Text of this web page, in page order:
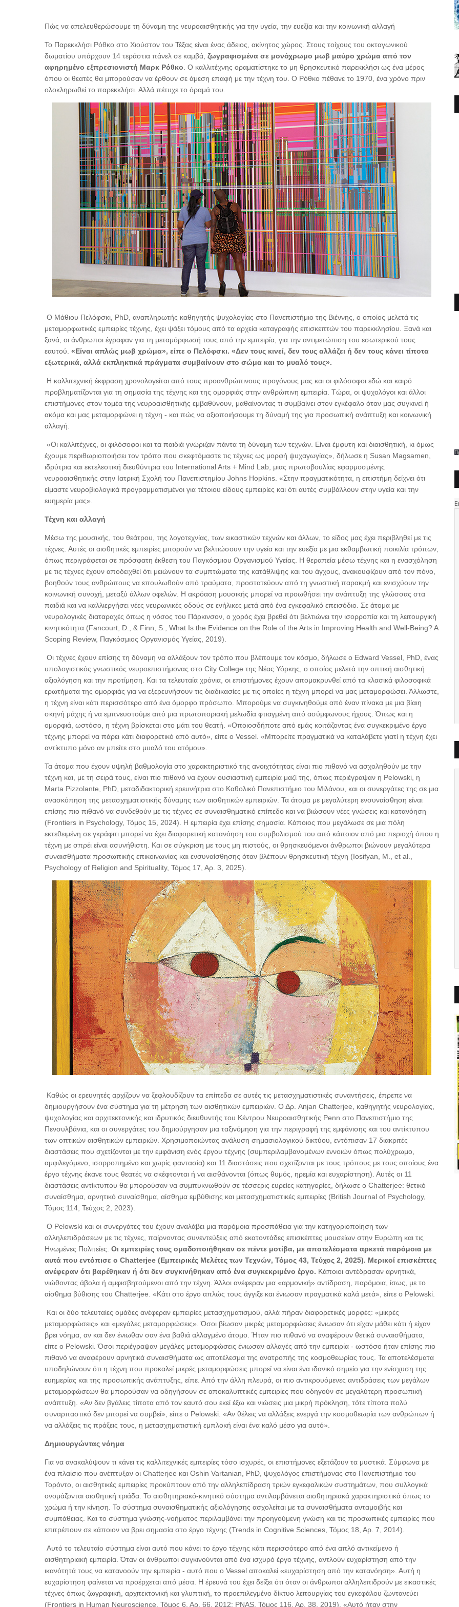
Πώς να απελευθερώσουμε τη δύναμη της νευροαισθητικής για την υγεία, την ευεξία και την κοινωνική αλλαγή
Το Παρεκκλήσι Ρόθκο στο Χιούστον του Τέξας είναι ένας άδειος, ακίνητος χώρος. Στους τοίχους του οκταγωνικού
δωματίου υπάρχουν 14 τεράστια πάνελ σε καμβά, ζωγραφισμένα σε μονόχρωμο μωβ μαύρο χρώμα από τον
αφηρημένο εξπρεσιονιστή Μαρκ Ρόθκο . Ο καλλιτέχνης οραματίστηκε το μη θρησκευτικό παρεκκλήσι ως ένα μέρος
όπου οι θεατές θα μπορούσαν να έρθουν σε άμεση επαφή με την τέχνη του. Ο Ρόθκο πέθανε το 1970, ένα χρόνο πριν
ολοκληρωθεί το παρεκκλήσι. Αλλά πέτυχε το όραμά του.
Ο Μάθιου Πελόφσκι, PhD, αναπληρωτής καθηγητής ψυχολογίας στο Πανεπιστήμιο της Βιέννης, ο οποίος μελετά τις
μεταμορφωτικές εμπειρίες τέχνης, έχει ψάξει τόμους από τα αρχεία καταγραφής επισκεπτών του παρεκκλησίου. Ξανά και
ξανά, οι άνθρωποι έγραφαν για τη μεταμόρφωσή τους από την εμπειρία, για την αντιμετώπιση του εσωτερικού τους
εαυτού. «Είναι απλώς μωβ χρώμα», είπε ο Πελόφσκι. «Δεν τους κινεί, δεν τους αλλάζει ή δεν τους κάνει τίποτα
εξωτερικά, αλλά εκπληκτικά πράγματα συμβαίνουν στο σώμα και το μυαλό τους».
Η καλλιτεχνική έκφραση χρονολογείται από τους προανθρώπινους προγόνους μας και οι φιλόσοφοι εδώ και καιρό
προβληματίζονται για τη σημασία της τέχνης και της ομορφιάς στην ανθρώπινη εμπειρία. Τώρα, οι ψυχολόγοι και άλλοι
επιστήμονες στον τομέα της νευροαισθητικής εμβαθύνουν, μαθαίνοντας τι συμβαίνει στον εγκέφαλο όταν μας συγκινεί ή
ακόμα και μας μεταμορφώνει η τέχνη - και πώς να αξιοποιήσουμε τη δύναμή της για προσωπική ανάπτυξη και κοινωνική
αλλαγή.
«Οι καλλιτέχνες, οι φιλόσοφοι και τα παιδιά γνώριζαν πάντα τη δύναμη των τεχνών. Είναι έμφυτη και διαισθητική, κι όμως
έχουμε περιθωριοποιήσει τον τρόπο που σκεφτόμαστε τις τέχνες ως μορφή ψυχαγωγίας», δήλωσε η Susan Magsamen,
ιδρύτρια και εκτελεστική διευθύντρια του International Arts + Mind Lab, μιας πρωτοβουλίας εφαρμοσμένης
νευροαισθητικής στην Ιατρική Σχολή του Πανεπιστημίου Johns Hopkins. «Στην πραγματικότητα, η επιστήμη δείχνει ότι
είμαστε νευροβιολογικά προγραμματισμένοι για τέτοιου είδους εμπειρίες και ότι αυτές συμβάλλουν στην υγεία και την
ευημερία μας».
Τέχνη και αλλαγή
Μέσω της μουσικής, του θεάτρου, της λογοτεχνίας, των εικαστικών τεχνών και άλλων, το είδος μας έχει περιβληθεί με τις
τέχνες. Αυτές οι αισθητικές εμπειρίες μπορούν να βελτιώσουν την υγεία και την ευεξία με μια εκθαμβωτική ποικιλία τρόπων,
όπως περιγράφεται σε πρόσφατη έκθεση του Παγκόσμιου Οργανισμού Υγείας. Η θεραπεία μέσω τέχνης και η ενασχόληση
με τις τέχνες έχουν αποδειχθεί ότι μειώνουν τα συμπτώματα της κατάθλιψης και του άγχους, ανακουφίζουν από τον πόνο,
βοηθούν τους ανθρώπους να επουλωθούν από τραύματα, προστατεύουν από τη γνωστική παρακμή και ενισχύουν την
κοινωνική συνοχή, μεταξύ άλλων οφελών. Η ακρόαση μουσικής μπορεί να προωθήσει την ανάπτυξη της γλώσσας στα
παιδιά και να καλλιεργήσει νέες νευρωνικές οδούς σε ενήλικες μετά από ένα εγκεφαλικό επεισόδιο. Σε άτομα με
νευρολογικές διαταραχές όπως η νόσος του Πάρκινσον, ο χορός έχει βρεθεί ότι βελτιώνει την ισορροπία και τη λειτουργική
κινητικότητα (Fancourt, D., & Finn, S., What Is the Evidence on the Role of the Arts in Improving Health and Well-Being? A
Scoping Review, Παγκόσμιος Οργανισμός Υγείας, 2019).
Οι τέχνες έχουν επίσης τη δύναμη να αλλάξουν τον τρόπο που βλέπουμε τον κόσμο, δήλωσε ο Edward Vessel, PhD, ένας
υπολογιστικός γνωστικός νευροεπιστήμονας στο City College της Νέας Υόρκης, ο οποίος μελετά την οπτική αισθητική
αξιολόγηση και την προτίμηση. Και τα τελευταία χρόνια, οι επιστήμονες έχουν απομακρυνθεί από τα κλασικά φιλοσοφικά
ερωτήματα της ομορφιάς για να εξερευνήσουν τις διαδικασίες με τις οποίες η τέχνη μπορεί να μας μεταμορφώσει. Άλλωστε,
η τέχνη είναι κάτι περισσότερο από ένα όμορφο πρόσωπο. Μπορούμε να συγκινηθούμε από έναν πίνακα με μια βίαιη
σκηνή μάχης ή να εμπνευστούμε από μια πρωτοποριακή μελωδία φτιαγμένη από ασύμφωνους ήχους. Όπως και η
ομορφιά, ωστόσο, η τέχνη βρίσκεται στο μάτι του θεατή. «Οποιοσδήποτε από εμάς κοιτάζοντας ένα συγκεκριμένο έργο
τέχνης μπορεί να πάρει κάτι διαφορετικό από αυτό», είπε ο Vessel. «Μπορείτε πραγματικά να καταλάβετε γιατί η τέχνη έχει
αντίκτυπο μόνο αν μπείτε στο μυαλό του ατόμου».
Τα άτομα που έχουν υψηλή βαθμολογία στο χαρακτηριστικό της ανοιχτότητας είναι πιο πιθανό να ασχοληθούν με την
τέχνη και, με τη σειρά τους, είναι πιο πιθανό να έχουν ουσιαστική εμπειρία μαζί της, όπως περιέγραψαν η Pelowski, η
Marta Pizzolante, PhD, μεταδιδακτορική ερευνήτρια στο Καθολικό Πανεπιστήμιο του Μιλάνου, και οι συνεργάτες της σε μια
ανασκόπηση της μετασχηματιστικής δύναμης των αισθητικών εμπειριών. Τα άτομα με μεγαλύτερη ενσυναίσθηση είναι
επίσης πιο πιθανό να συνδεθούν με τις τέχνες σε συναισθηματικό επίπεδο και να βιώσουν νέες γνώσεις και κατανόηση
(Frontiers in Psychology, Τόμος 15, 2024). Η εμπειρία έχει επίσης σημασία. Κάποιος που μεγάλωσε σε μια πόλη
εκτεθειμένη σε γκράφιτι μπορεί να έχει διαφορετική κατανόηση του συμβολισμού του από κάποιον από μια περιοχή όπου η
τέχνη με σπρέι είναι ασυνήθιστη. Και σε σύγκριση με τους μη πιστούς, οι θρησκευόμενοι άνθρωποι βιώνουν μεγαλύτερα
συναισθήματα προσωπικής επικοινωνίας και ενσυναίσθησης όταν βλέπουν θρησκευτική τέχνη (Iosifyan, M., et al.,
Psychology of Religion and Spirituality, Τόμος 17, Αρ. 3, 2025).
Καθώς οι ερευνητές αρχίζουν να ξεφλουδίζουν τα επίπεδα σε αυτές τις μετασχηματιστικές συναντήσεις, έπρεπε να
δημιουργήσουν ένα σύστημα για τη μέτρηση των αισθητικών εμπειριών. Ο Δρ. Anjan Chatterjee, καθηγητής νευρολογίας,
ψυχολογίας και αρχιτεκτονικής και ιδρυτικός διευθυντής του Κέντρου Νευροαισθητικής Penn στο Πανεπιστήμιο της
Πενσυλβάνια, και οι συνεργάτες του δημιούργησαν μια ταξινόμηση για την περιγραφή της εμφάνισης και του αντίκτυπου
των οπτικών αισθητικών εμπειριών. Χρησιμοποιώντας ανάλυση σημασιολογικού δικτύου, εντόπισαν 17 διακριτές
διαστάσεις που σχετίζονται με την εμφάνιση ενός έργου τέχνης (συμπεριλαμβανομένων εννοιών όπως πολύχρωμο,
αμφιλεγόμενο, ισορροπημένο και χωρίς φαντασία) και 11 διαστάσεις που σχετίζονται με τους τρόπους με τους οποίους ένα
έργο τέχνης έκανε τους θεατές να σκέφτονται ή να αισθάνονται (όπως θυμός, ηρεμία και ευχαρίστηση). Αυτές οι 11
διαστάσεις αντίκτυπου θα μπορούσαν να συμπυκνωθούν σε τέσσερις ευρείες κατηγορίες, δήλωσε ο Chatterjee: θετικό
συναίσθημα, αρνητικό συναίσθημα, αίσθημα εμβύθισης και μετασχηματιστικές εμπειρίες (British Journal of Psychology,
Τόμος 114, Τεύχος 2, 2023).
Ο Pelowski και οι συνεργάτες του έχουν αναλάβει μια παρόμοια προσπάθεια για την κατηγοριοποίηση των
αλληλεπιδράσεων με τις τέχνες, παίρνοντας συνεντεύξεις από εκατοντάδες επισκέπτες μουσείων στην Ευρώπη και τις
Ηνωμένες Πολιτείες. Οι εμπειρίες τους ομαδοποιήθηκαν σε πέντε μοτίβα, με αποτελέσματα αρκετά παρόμοια με
αυτά που εντόπισε ο Chatterjee (Εμπειρικές Μελέτες των Τεχνών, Τόμος 43, Τεύχος 2, 2025). Μερικοί επισκέπτες
ανέφεραν ότι βαρέθηκαν ή ότι δεν συγκινήθηκαν από ένα συγκεκριμένο έργο. Κάποιοι αντέδρασαν αρνητικά,
νιώθοντας άβολα ή αμφισβητούμενοι από την τέχνη. Άλλοι ανέφεραν μια «αρμονική» αντίδραση, παρόμοια, ίσως, με το
αίσθημα βύθισης του Chatterjee. «Κάτι στο έργο απλώς τους άγγιξε και ένιωσαν πραγματικά καλά μετά», είπε ο Pelowski.
Και οι δύο τελευταίες ομάδες ανέφεραν εμπειρίες μετασχηματισμού, αλλά πήραν διαφορετικές μορφές: «μικρές
μεταμορφώσεις» και «μεγάλες μεταμορφώσεις». Όσοι βίωσαν μικρές μεταμορφώσεις ένιωσαν ότι είχαν μάθει κάτι ή είχαν
βρει νόημα, αν και δεν ένιωθαν σαν ένα βαθιά αλλαγμένο άτομο. Ήταν πιο πιθανό να αναφέρουν θετικά συναισθήματα,
είπε ο Pelowski. Όσοι περιέγραψαν μεγάλες μεταμορφώσεις ένιωσαν αλλαγές από την εμπειρία - ωστόσο ήταν επίσης πιο
πιθανό να αναφέρουν αρνητικά συναισθήματα ως αποτέλεσμα της ανατροπής της κοσμοθεωρίας τους. Τα αποτελέσματα
υποδηλώνουν ότι η τέχνη που προκαλεί μικρές μεταμορφώσεις μπορεί να είναι ένα ιδανικό σημείο για την ενίσχυση της
ευημερίας και της προσωπικής ανάπτυξης, είπε. Από την άλλη πλευρά, οι πιο αντικρουόμενες αντιδράσεις των μεγάλων
μεταμορφώσεων θα μπορούσαν να οδηγήσουν σε αποκαλυπτικές εμπειρίες που οδηγούν σε μεγαλύτερη προσωπική
ανάπτυξη. «Αν δεν βγάλεις τίποτα από τον εαυτό σου εκεί έξω και νιώσεις μια μικρή πρόκληση, τότε τίποτα πολύ
συναρπαστικό δεν μπορεί να συμβεί», είπε ο Pelowski. «Αν θέλεις να αλλάξεις ενεργά την κοσμοθεωρία των ανθρώπων ή
να αλλάξεις τις πράξεις τους, η μετασχηματιστική εμπλοκή είναι ένα καλό μέσο για αυτό».
Δημιουργώντας νόημα
Για να ανακαλύψουν τι κάνει τις καλλιτεχνικές εμπειρίες τόσο ισχυρές, οι επιστήμονες εξετάζουν τα μυστικά. Σύμφωνα με
ένα πλαίσιο που ανέπτυξαν οι Chatterjee και Oshin Vartanian, PhD, ψυχολόγος επιστήμονας στο Πανεπιστήμιο του
Τορόντο, οι αισθητικές εμπειρίες προκύπτουν από την αλληλεπίδραση τριών εγκεφαλικών συστημάτων, που συλλογικά
ονομάζονται αισθητική τριάδα. Το αισθητηριακό-κινητικό σύστημα αντιλαμβάνεται αισθητηριακά χαρακτηριστικά όπως το
χρώμα ή την κίνηση. Το σύστημα συναισθηματικής αξιολόγησης ασχολείται με τα συναισθήματα ανταμοιβής και
συμπάθειας. Και το σύστημα γνώσης-νοήματος περιλαμβάνει την προηγούμενη γνώση και τις προσωπικές εμπειρίες που
επιτρέπουν σε κάποιον να βρει σημασία στο έργο τέχνης (Trends in Cognitive Sciences, Τόμος 18, Αρ. 7, 2014).
Αυτό το τελευταίο σύστημα είναι αυτό που κάνει το έργο τέχνης κάτι περισσότερο από ένα απλό αντικείμενο ή
αισθητηριακή εμπειρία. Όταν οι άνθρωποι συγκινούνται από ένα ισχυρό έργο τέχνης, αντλούν ευχαρίστηση από την
ικανότητά τους να κατανοούν την εμπειρία - αυτό που ο Vessel αποκαλεί «ευχαρίστηση από την κατανόηση». Αυτή η
ευχαρίστηση φαίνεται να προέρχεται από μέσα. Η έρευνά του έχει δείξει ότι όταν οι άνθρωποι αλληλεπιδρούν με εικαστικές
τέχνες όπως ζωγραφική, αρχιτεκτονική και γλυπτική, το προεπιλεγμένο δίκτυο λειτουργίας του εγκεφάλου ζωντανεύει
(Frontiers in Human Neuroscience, Τόμος 6, Αρ. 66, 2012; PNAS, Τόμος 116, Αρ. 38, 2019). «Αυτό ήταν στην